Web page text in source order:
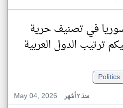
في تصنيف حرية
ترتيب الدول العربية
Politics
May 04, 2026
منذ ٣ أشهر